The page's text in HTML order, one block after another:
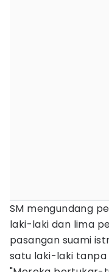
SM mengundang
laki-laki dan lima
pasangan suami
satu laki-laki tanpa